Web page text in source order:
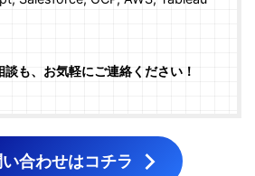
談も、お気軽にご連絡ください！
合わせはコチラ